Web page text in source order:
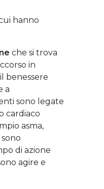
hanno
che si trova
in
benessere
a
sono legate
cardiaco
asma,
di azione
agire e